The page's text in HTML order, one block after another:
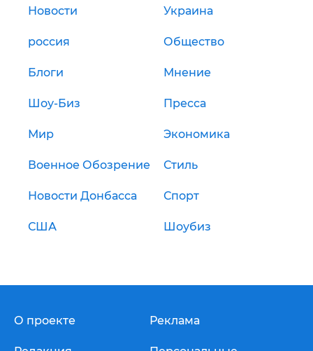
Новости Украина
россия Общество
Блоги Мнение
Шоу-Биз Пресса
Мир Экономика
Военное Обозрение Стиль
Новости Донбасса Спорт
США Шоубиз
О проекте Реклама